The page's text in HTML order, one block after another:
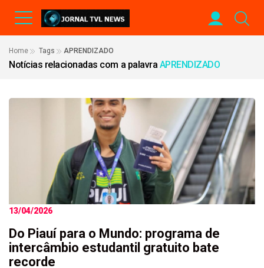
Home Tags APRENDIZADO
Notícias relacionadas com a palavra APRENDIZADO
13/04/2026
Do Piauí para o Mundo: programa de
intercâmbio estudantil gratuito bate
recorde